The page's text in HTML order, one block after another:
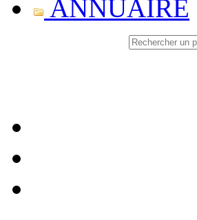
ANNUAIRE